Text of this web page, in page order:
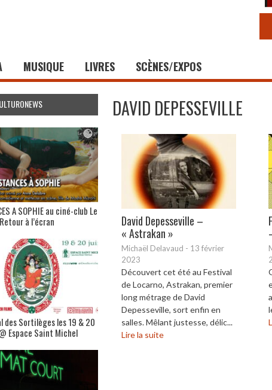
MUSIQUE LIVRES SCÈNES/EXPOS
DAVID DEPESSEVILLE
David Depesseville –
« Astrakan »
Michaël Delavaud - 13 février
2023
Découvert cet été au Festival
de Locarno, Astrakan, premier
long métrage de David
Depesseville, sort enfin en
salles. Mêlant justesse, délic...
Lire la suite
A SOPHIE au ciné-club Le
à l’écran
des Sortilèges les 19 & 20
Espace Saint Michel